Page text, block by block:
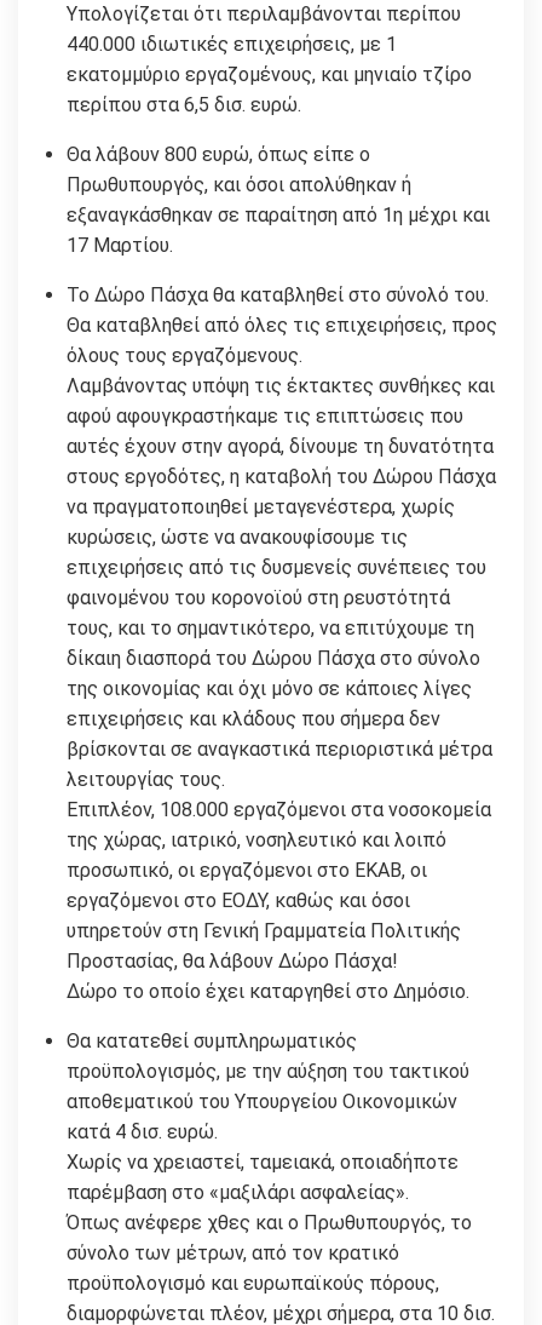
Υπολογίζεται ότι περιλαμβάνονται περίπου
440.000 ιδιωτικές επιχειρήσεις, με 1
εκατομμύριο εργαζομένους, και μηνιαίο τζίρο
περίπου στα 6,5 δισ. ευρώ.
Θα λάβουν 800 ευρώ, όπως είπε ο
Πρωθυπουργός, και όσοι απολύθηκαν ή
εξαναγκάσθηκαν σε παραίτηση από 1η μέχρι και
17 Μαρτίου.
Το Δώρο Πάσχα θα καταβληθεί στο σύνολό του.
Θα καταβληθεί από όλες τις επιχειρήσεις, προς
όλους τους εργαζόμενους.
Λαμβάνοντας υπόψη τις έκτακτες συνθήκες και
αφού αφουγκραστήκαμε τις επιπτώσεις που
αυτές έχουν στην αγορά, δίνουμε τη δυνατότητα
στους εργοδότες, η καταβολή του Δώρου Πάσχα
να πραγματοποιηθεί μεταγενέστερα, χωρίς
κυρώσεις, ώστε να ανακουφίσουμε τις
επιχειρήσεις από τις δυσμενείς συνέπειες του
φαινομένου του κορονοϊού στη ρευστότητά
τους, και το σημαντικότερο, να επιτύχουμε τη
δίκαιη διασπορά του Δώρου Πάσχα στο σύνολο
της οικονομίας και όχι μόνο σε κάποιες λίγες
επιχειρήσεις και κλάδους που σήμερα δεν
βρίσκονται σε αναγκαστικά περιοριστικά μέτρα
λειτουργίας τους.
Επιπλέον, 108.000 εργαζόμενοι στα νοσοκομεία
της χώρας, ιατρικό, νοσηλευτικό και λοιπό
προσωπικό, οι εργαζόμενοι στο ΕΚΑΒ, οι
εργαζόμενοι στο ΕΟΔΥ, καθώς και όσοι
υπηρετούν στη Γενική Γραμματεία Πολιτικής
Προστασίας, θα λάβουν Δώρο Πάσχα!
Δώρο το οποίο έχει καταργηθεί στο Δημόσιο.
Θα κατατεθεί συμπληρωματικός
προϋπολογισμός, με την αύξηση του τακτικού
αποθεματικού του Υπουργείου Οικονομικών
κατά 4 δισ. ευρώ.
Χωρίς να χρειαστεί, ταμειακά, οποιαδήποτε
παρέμβαση στο «μαξιλάρι ασφαλείας».
Όπως ανέφερε χθες και ο Πρωθυπουργός, το
σύνολο των μέτρων, από τον κρατικό
προϋπολογισμό και ευρωπαϊκούς πόρους,
διαμορφώνεται πλέον, μέχρι σήμερα, στα 10 δισ.